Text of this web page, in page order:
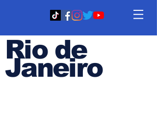
Rio de
Janeiro